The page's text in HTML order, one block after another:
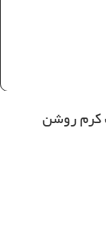
کرم روشن